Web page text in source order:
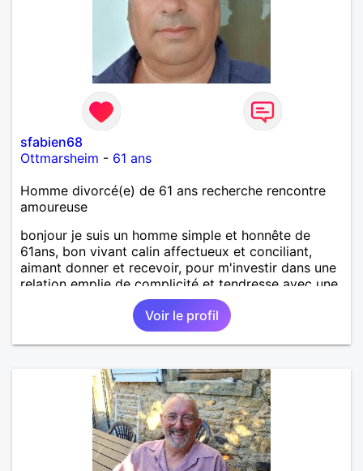
sfabien68
Ottmarsheim - 61 ans
Homme divorcé(e) de 61 ans recherche rencontre
amoureuse
bonjour je suis un homme simple et honnête de
61ans, bon vivant calin affectueux et conciliant,
aimant donner et recevoir, pour m'investir dans une
relation emplie de complicité et tendresse avec une
femme simple ayant le désir d'une relation suivie et
d'avancer main dans la main pour un bonheur
Voir le profil